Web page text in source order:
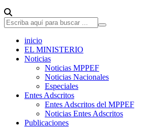
inicio
EL MINISTERIO
Noticias
Noticias MPPEF
Noticias Nacionales
Especiales
Entes Adscritos
Entes Adscritos del MPPEF
Noticias Entes Adscritos
Publicaciones